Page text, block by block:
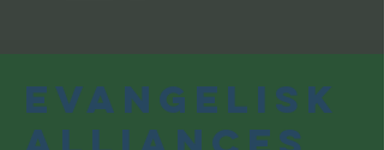
Evangelisk